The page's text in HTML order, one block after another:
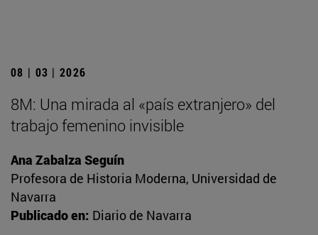
08 | 03 | 2026
8M: Una mirada al «país extranjero» del
trabajo femenino invisible
Ana Zabalza Seguín
Profesora de Historia Moderna, Universidad de
Navarra
Publicado en: Diario de Navarra